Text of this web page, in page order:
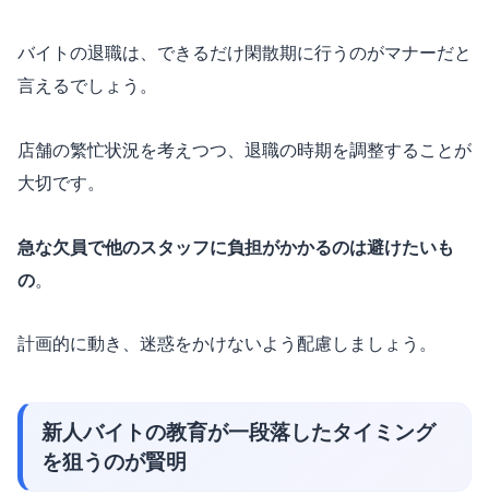
バイトの退職は、できるだけ閑散期に行うのがマナーだと
言えるでしょう。
店舗の繁忙状況を考えつつ、退職の時期を調整することが
大切です。
急な欠員で他のスタッフに負担がかかるのは避けたいも
の。
計画的に動き、迷惑をかけないよう配慮しましょう。
新人バイトの教育が一段落したタイミング
を狙うのが賢明